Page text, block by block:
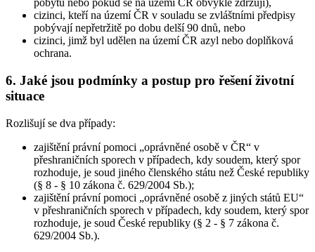
pobytu nebo pokud se na území ČR obvykle zdržují),
cizinci, kteří na území ČR v souladu se zvláštními předpisy
pobývají nepřetržitě po dobu delší 90 dnů, nebo
cizinci, jimž byl udělen na území ČR azyl nebo doplňková
ochrana.
6. Jaké jsou podmínky a postup pro řešení životní
situace
Rozlišují se dva případy:
zajištění právní pomoci „oprávněné osobě v ČR“ v
přeshraničních sporech v případech, kdy soudem, který spor
rozhoduje, je soud jiného členského státu než České republiky
(§ 8 - § 10 zákona č. 629/2004 Sb.);
zajištění právní pomoci „oprávněné osobě z jiných států EU“
v přeshraničních sporech v případech, kdy soudem, který spor
rozhoduje, je soud České republiky (§ 2 - § 7 zákona č.
629/2004 Sb.).